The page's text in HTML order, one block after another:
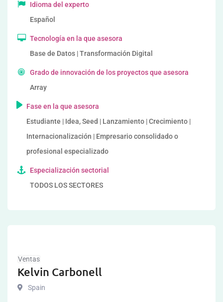
Idioma del experto
Español
Tecnología en la que asesora
Base de Datos | Transformación Digital
Grado de innovación de los proyectos que asesora
Array
Fase en la que asesora
Estudiante | Idea, Seed | Lanzamiento | Crecimiento |
Internacionalización | Empresario consolidado o
profesional especializado
Especialización sectorial
TODOS LOS SECTORES
Ventas
Kelvin Carbonell
Spain